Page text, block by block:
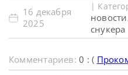
16 декабря
2025
|
новости
снукера
Комментариев:0 : (